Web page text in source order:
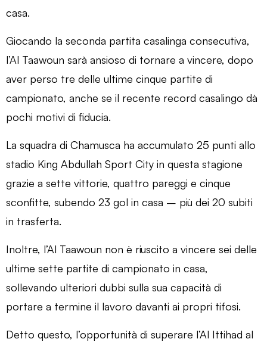
casa.
Giocando la seconda partita casalinga consecutiva,
l’Al Taawoun sarà ansioso di tornare a vincere, dopo
aver perso tre delle ultime cinque partite di
campionato, anche se il recente record casalingo dà
pochi motivi di fiducia.
La squadra di Chamusca ha accumulato 25 punti allo
stadio King Abdullah Sport City in questa stagione
grazie a sette vittorie, quattro pareggi e cinque
sconfitte, subendo 23 gol in casa – più dei 20 subiti
in trasferta.
Inoltre, l’Al Taawoun non è riuscito a vincere sei delle
ultime sette partite di campionato in casa,
sollevando ulteriori dubbi sulla sua capacità di
portare a termine il lavoro davanti ai propri tifosi.
Detto questo, l’opportunità di superare l’Al Ittihad al